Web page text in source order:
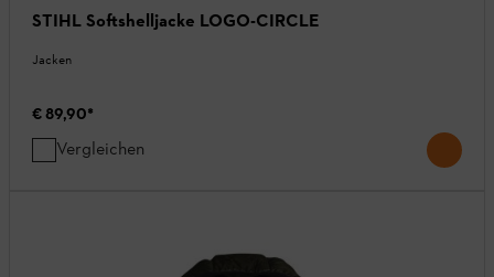
STIHL Softshelljacke LOGO-CIRCLE
Jacken
€ 89,90*
Vergleichen